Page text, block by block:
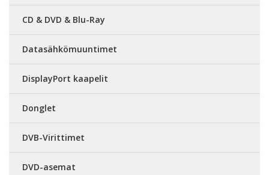
CD & DVD & Blu-Ray
Datasähkömuuntimet
DisplayPort kaapelit
Donglet
DVB-Virittimet
DVD-asemat